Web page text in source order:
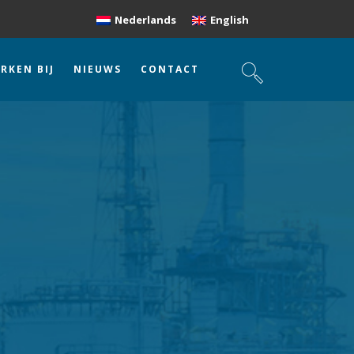
Nederlands English
BIJ NIEUWS CONTACT